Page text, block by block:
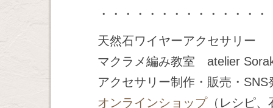
・・・・・・・・・・・・・・
天然石ワイヤーアクセサリー
マクラメ編み教室 atelier
アクセサリー制作・販売・
オンラインショップ（レシピ、